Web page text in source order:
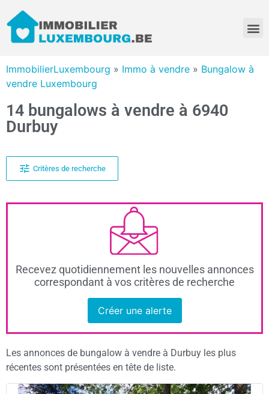
ImmobilierLuxembourg » Immo à vendre » Bungalow à
vendre Luxembourg
14 bungalows à vendre à 6940
Durbuy
Critères de recherche
Recevez quotidiennement les nouvelles annonces
correspondant à vos critères de recherche
Créer une alerte
Les annonces de bungalow à vendre à Durbuy les plus
récentes sont présentées en tête de liste.